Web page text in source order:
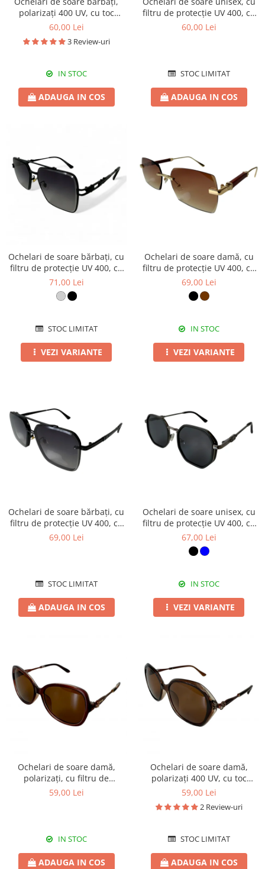
polarizați 400 UV, cu toc
cadou, OSB52
60,00 Lei
3 Review-uri
IN STOC
ADAUGA IN COS
filtru de protecție UV 400, cu
toc cadou, OSX30
60,00 Lei
STOC LIMITAT
ADAUGA IN COS
Ochelari de soare bărbați, cu
filtru de protecție UV 400, cu
toc cadou, OSB65
71,00 Lei
STOC LIMITAT
VEZI VARIANTE
Ochelari de soare damă, cu
filtru de protecție UV 400, cu
toc cadou, OSD101
69,00 Lei
IN STOC
VEZI VARIANTE
Ochelari de soare bărbați, cu
filtru de protecție UV 400, cu
toc cadou, OSB72
69,00 Lei
STOC LIMITAT
ADAUGA IN COS
Ochelari de soare unisex, cu
filtru de protecție UV 400, cu
toc cadou, OSX44
67,00 Lei
IN STOC
VEZI VARIANTE
Ochelari de soare damă,
polarizați, cu filtru de
protecție UV 400, cu toc
59,00 Lei
IN STOC
ADAUGA IN COS
Ochelari de soare damă,
polarizați 400 UV, cu toc
cadou, OSD07
59,00 Lei
2 Review-uri
STOC LIMITAT
ADAUGA IN COS